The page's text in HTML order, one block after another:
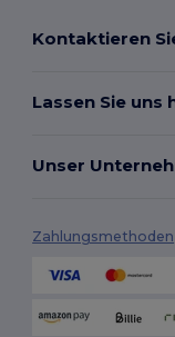
Kontaktieren
Lassen Sie uns
Unser
Zahlungsmethoden